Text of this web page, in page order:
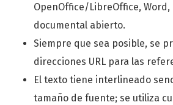
OpenOffice/LibreOffice,
documental abierto.
Siempre que sea posible, se
direcciones URL para las
El texto tiene interlineado
tamaño de fuente; se utiliza